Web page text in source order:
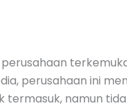
perusahaan
perusahaan ini
termasuk, namun